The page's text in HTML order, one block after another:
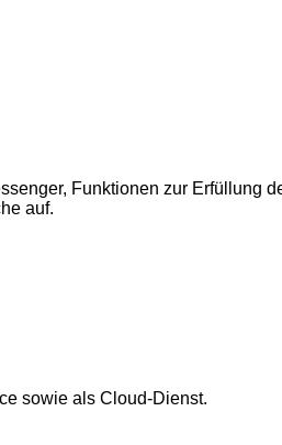
Funktionen zur Erfüllung
auf.
sowie als Cloud-Dienst.